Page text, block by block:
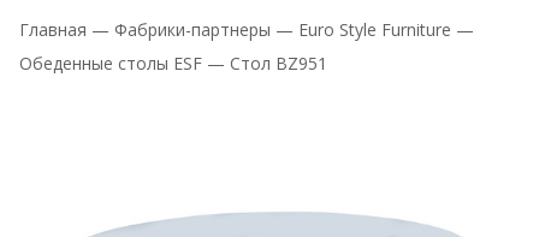
Главная — Фабрики-партнеры — Euro Style Furniture —
Обеденные столы ESF — Стол BZ951